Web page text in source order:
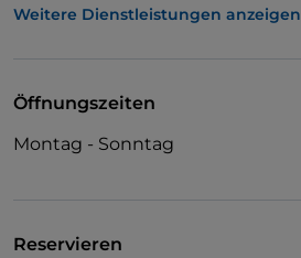
Mastercard
Es wird Deutsch gesprochen
Weitere Dienstleistungen anzeigen
Öffnungszeiten
Montag - Sonntag
Reservieren